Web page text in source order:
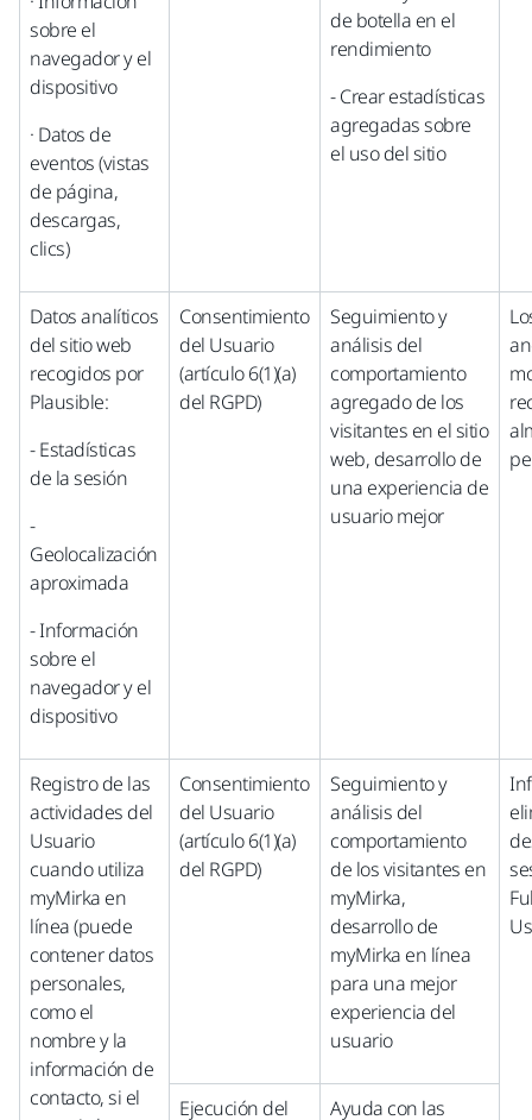
sobre el
navegador y el
dispositivo
· Datos de
eventos (vistas
de página,
descargas,
clics)
de botella en el
rendimiento
- Crear estadísticas
agregadas sobre
el uso del sitio
Datos analíticos
del sitio web
recogidos por
Plausible:
- Estadísticas
de la sesión
-
Geolocalización
aproximada
- Información
sobre el
navegador y el
dispositivo
Consentimiento
del Usuario
(artículo 6(1)(a)
del RGPD)
Seguimiento y
análisis del
comportamiento
agregado de los
visitantes en el sitio
web, desarrollo de
una experiencia de
usuario mejor
Registro de las
actividades del
Usuario
cuando utiliza
myMirka en
línea (puede
contener datos
personales,
como el
nombre y la
información de
contacto, si el
Consentimiento
del Usuario
(artículo 6(1)(a)
del RGPD)
Seguimiento y
análisis del
comportamiento
de los visitantes en
myMirka,
desarrollo de
myMirka en línea
para una mejor
experiencia del
usuario
Ejecución del
Ayuda con las